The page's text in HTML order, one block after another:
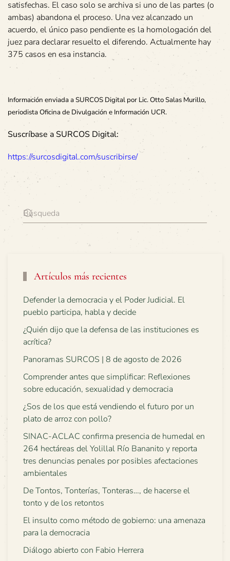
satisfechas. El caso solo se archiva si uno de las partes (o
ambas) abandona el proceso. Una vez alcanzado un
acuerdo, el único paso pendiente es la homologación del
juez para declarar resuelto el diferendo. Actualmente hay
375 casos en esa instancia.
Información enviada a SURCOS Digital por Lic. Otto Salas Murillo,
periodista Oficina de Divulgación e Información UCR.
Suscríbase a SURCOS Digital:
https://surcosdigital.com/suscribirse/
Artículos más recientes
Defender la democracia y el Poder Judicial. El
pueblo participa, habla y decide
¿Quién dijo que la defensa de las instituciones es
acrítica?
Panoramas SURCOS | 8 de agosto de 2026
Comprender antes que simplificar: Reflexiones
sobre educación, sexualidad y democracia
¿Sos de los que está vendiendo el futuro por un
plato de arroz con pollo?
SINAC-ACLAC confirma presencia de humedal en
264 hectáreas del Yolillal Río Bananito y reporta
tres denuncias penales por posibles afectaciones
ambientales
De Tontos, Tonterías, Tonteras…, de hacerse el
tonto y de los retontos
El insulto como método de gobierno: una amenaza
para la democracia
Diálogo abierto con Fabio Herrera